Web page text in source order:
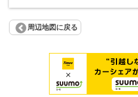
周辺地図に戻る